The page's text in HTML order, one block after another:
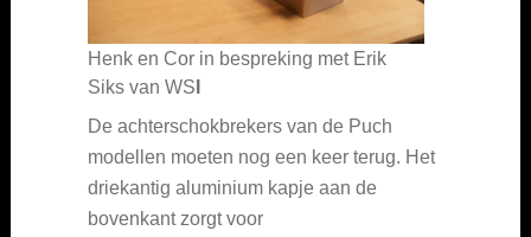
Henk en Cor in bespreking met Erik
Siks van WS
De achterschokbrekers van de Puch
modellen moeten nog een keer terug. Het
driekantig aluminium kapje aan de
bovenkant zorgt voor